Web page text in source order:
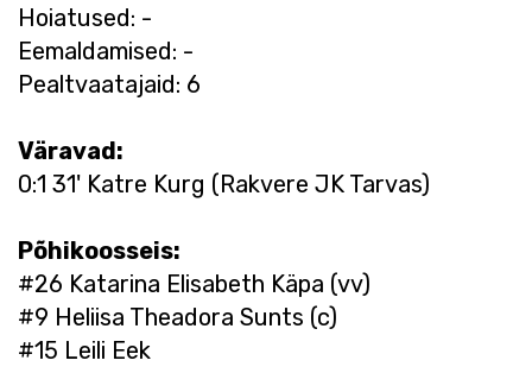
Hoiatused: -
Eemaldamised: -
Pealtvaatajaid: 6
Väravad:
0:1 31' Katre Kurg (Rakvere JK Tarvas)
Põhikoosseis:
#26 Katarina Elisabeth Käpa (vv)
#9 Heliisa Theadora Sunts (c)
#15 Leili Eek